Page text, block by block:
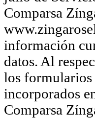
Comparsa
información
datos. Al
los formularios
incorporados
Comparsa